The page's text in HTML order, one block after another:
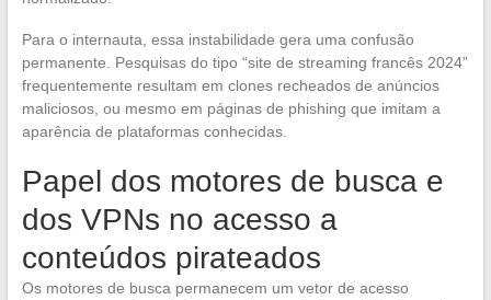
Para o internauta, essa instabilidade gera uma confusão
permanente. Pesquisas do tipo “site de streaming francês 2024”
frequentemente resultam em clones recheados de anúncios
maliciosos, ou mesmo em páginas de phishing que imitam a
aparência de plataformas conhecidas.
Papel dos motores de busca e
dos VPNs no acesso a
conteúdos pirateados
Os motores de busca permanecem um vetor de acesso